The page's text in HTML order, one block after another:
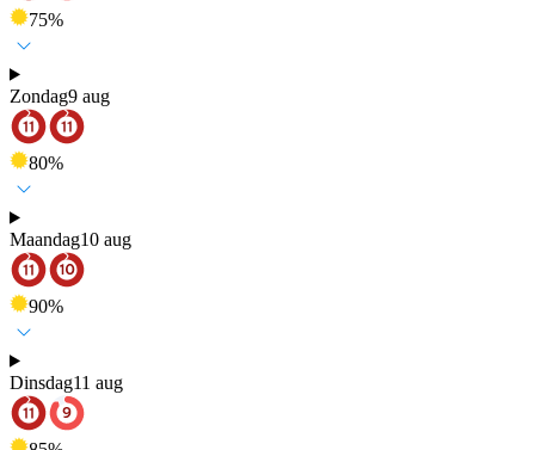
75%
Zondag9 aug
80%
Maandag10 aug
90%
Dinsdag11 aug